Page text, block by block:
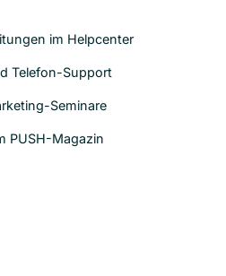
im Helpcenter
Telefon-Support
Seminare
PUSH-Magazin